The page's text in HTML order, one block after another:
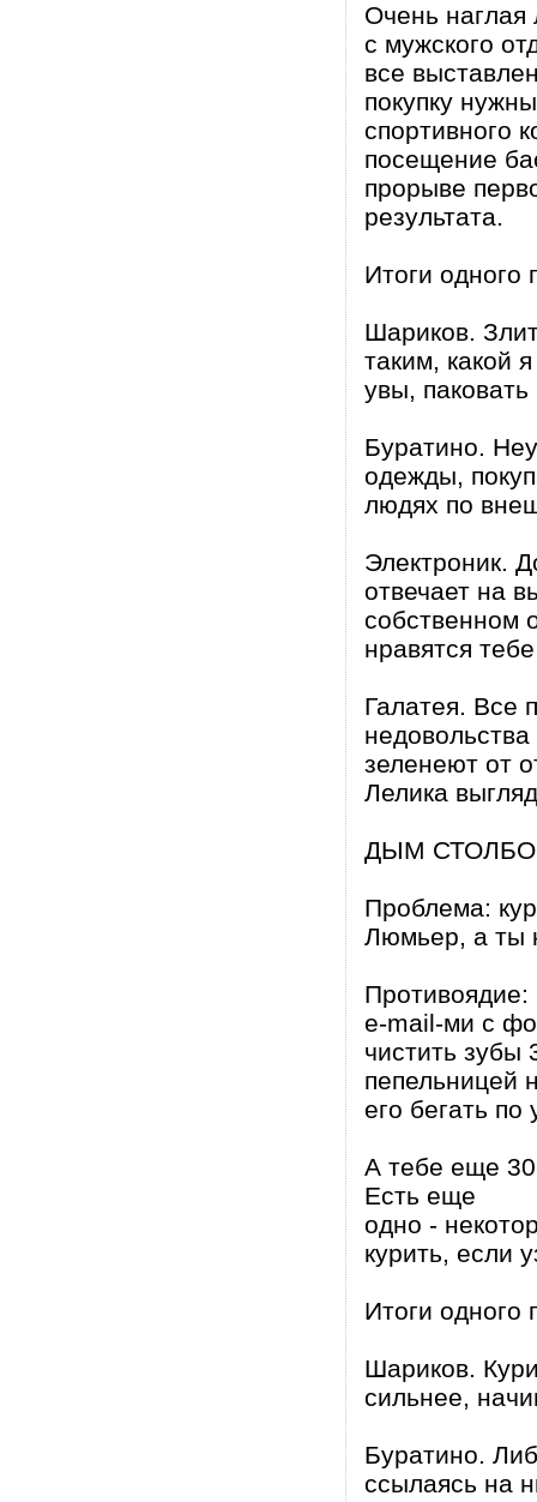
Очень наглая
с мужского
все
покупку
спортивного
посещение
прорыве
результата.
Итоги одного
Шариков.
таким, какой
увы, паковать
Буратино.
одежды,
людях по
Электроник.
отвечает на
собственном
нравятся
Галатея. Все
зеленеют от
Лелика
ДЫМ
Проблема:
Люмьер, а ты
Противоядие:
e-mail-ми с
чистить зубы
пепельницей
его бегать
А тебе еще
Есть еще
одно -
курить, если
Итоги одного
Шариков.
сильнее,
Буратино.
ссылаясь на